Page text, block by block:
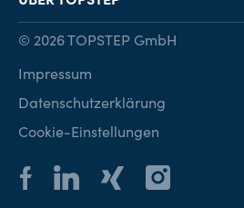
Personalsuche
Kontakt
© 2026 TOPSTEP GmbH
Impressum
Datenschutzerklärung
Cookie-Einstellungen